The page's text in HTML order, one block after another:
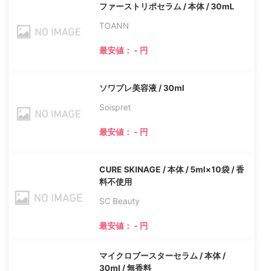
ファーストリポセラム / 本体 / 30mL
TOANN
最安値： - 円
ソワプレ美容液 / 30ml
Soispret
最安値： - 円
CURE SKINAGE / 本体 / 5ml×10袋 / 香
料不使用
SC Beauty
最安値： - 円
マイクロブースターセラム / 本体 /
30ml / 無香料